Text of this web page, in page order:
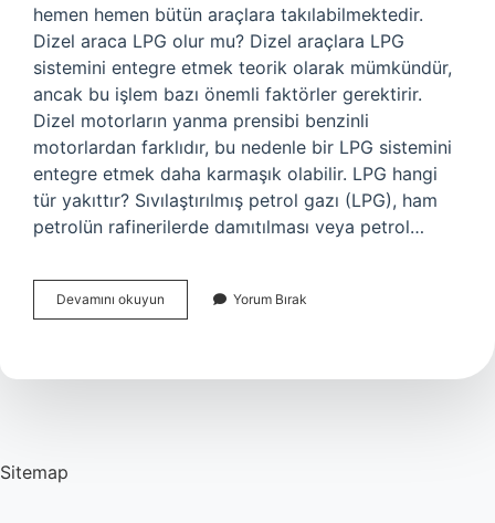
hemen hemen bütün araçlara takılabilmektedir.
Dizel araca LPG olur mu? Dizel araçlara LPG
sistemini entegre etmek teorik olarak mümkündür,
ancak bu işlem bazı önemli faktörler gerektirir.
Dizel motorların yanma prensibi benzinli
motorlardan farklıdır, bu nedenle bir LPG sistemini
entegre etmek daha karmaşık olabilir. LPG hangi
tür yakıttır? Sıvılaştırılmış petrol gazı (LPG), ham
petrolün rafinerilerde damıtılması veya petrol…
Devamını okuyun
Ile
Mı
Yorum Bırak
Sitemap